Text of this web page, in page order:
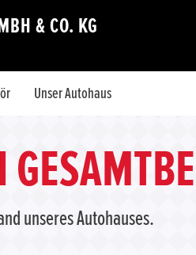
& CO. KG
Unser Autohaus
unseres Autohauses.